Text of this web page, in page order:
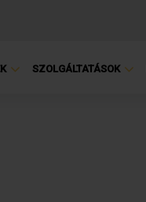
SZOLGÁLTATÁSOK